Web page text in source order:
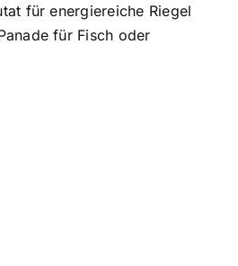
für energiereiche Riegel
für Fisch oder